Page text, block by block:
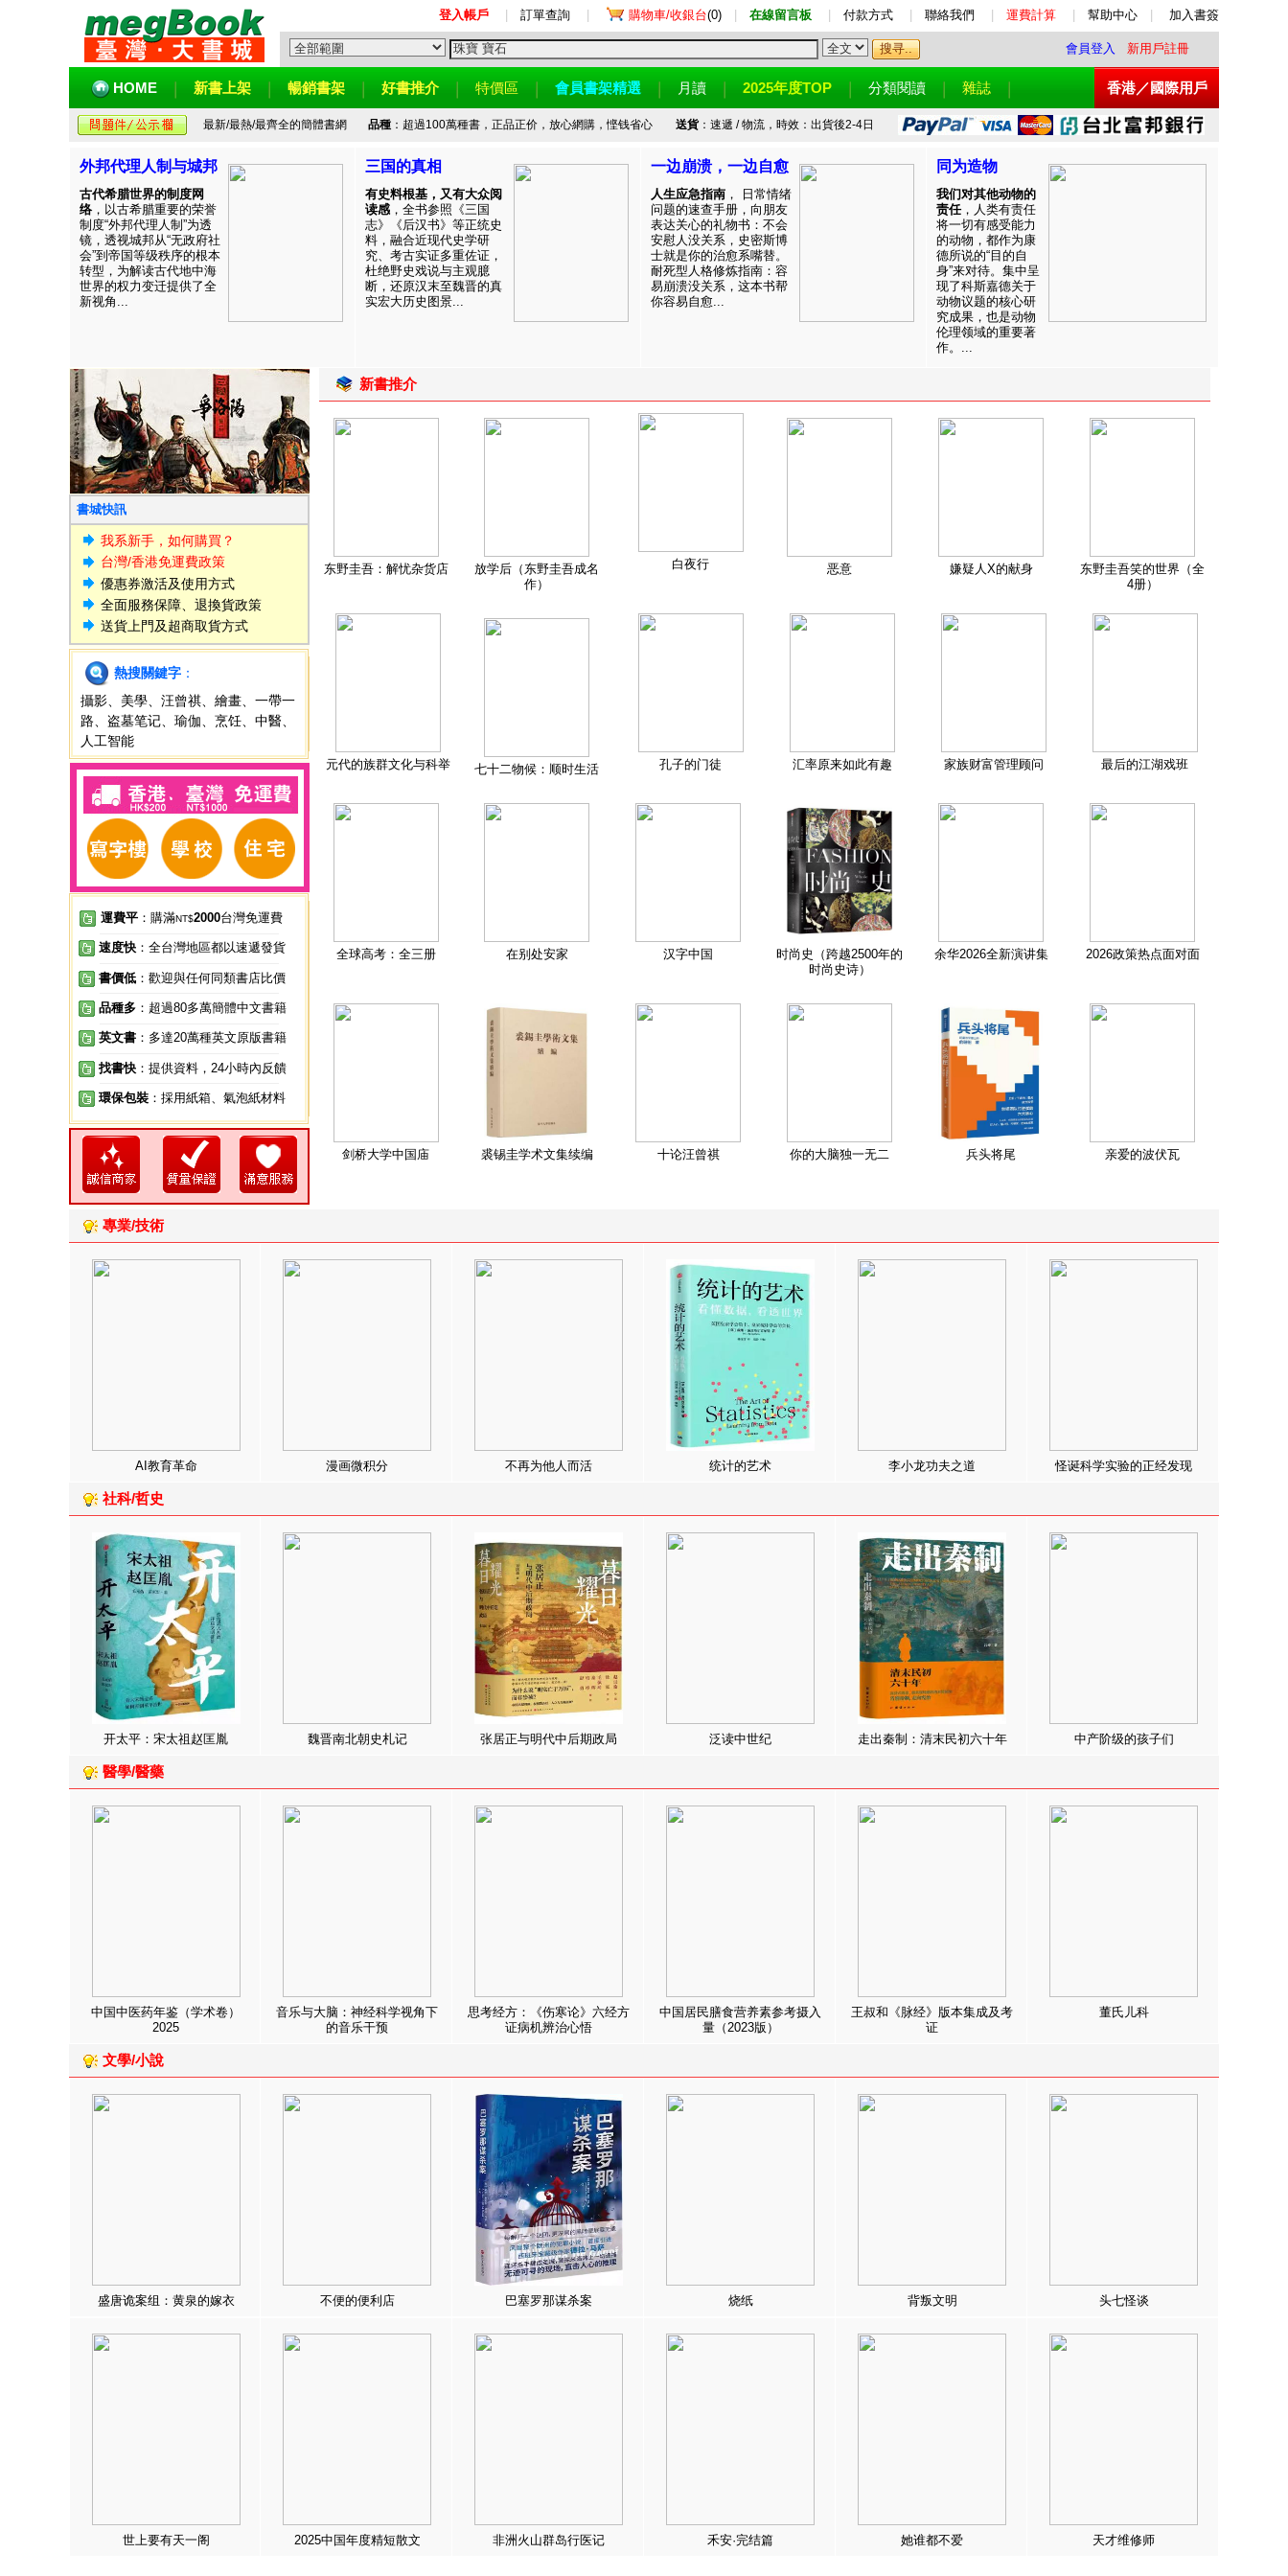
登入帳戶 訂單查詢 購物車/收銀台(0) 在線留言板 付款方式 聯絡我們 運費計算 幫助中心 加入書簽
會員登入 新用戶註冊
HOME 新書上架 暢銷書架 好書推介 特價區 會員書架精選 月讀 2025年度TOP 分類閱讀 雜誌 香港／國際用戶
最新/最熱/最齊全的簡體書網 品種：超過100萬種書，正品正价，放心網購，悭钱省心 送貨：速遞 / 物流，時效：出貨後2-4日
外邦代理人制与城邦
古代希腊世界的制度网
络 ，以古希腊重要的荣誉
制度“外邦代理人制”为透
镜，透视城邦从“无政府社
会”到帝国等级秩序的根本
转型，为解读古代地中海
世界的权力变迁提供了全
新视角...
三国的真相
有史料根基，又有大众阅
读感 ，全书参照《三国
志》《后汉书》等正统史
料，融合近现代史学研
究、考古实证多重佐证，
杜绝野史戏说与主观臆
断，还原汉末至魏晋的真
实宏大历史图景...
一边崩溃，一边自愈
人生应急指南 ， 日常情绪
问题的速查手册，向朋友
表达关心的礼物书：不会
安慰人没关系，史密斯博
士就是你的治愈系嘴替。
耐死型人格修炼指南：容
易崩溃没关系，这本书帮
你容易自愈...
同为造物
我们对其他动物的
责任，人类有责任
将一切有感受能力
的动物，都作为康
德所说的“目的自
身”来对待。集中呈
现了科斯嘉德关于
动物议题的核心研
究成果，也是动物
伦理领域的重要著
作。...
書城快訊
我系新手，如何購買？
台灣/香港免運費政策
優惠券激活及使用方式
全面服務保障、退換貨政策
送貨上門及超商取貨方式
熱搜關鍵字 ：
攝影
美學 汪曾祺 繪畫
一帶一
路
盗墓笔记 瑜伽 烹饪 中醫
人工智能
運費平 ：購滿NT$2000台灣免運費
速度快 ：全台灣地區都以速遞發貨
書價低 ：歡迎與任何同類書店比價
品種多 ：超過80多萬簡體中文書籍
英文書 ：多達20萬種英文原版書籍
找書快 ：提供資料，24小時內反饋
環保包裝 ：採用紙箱、氣泡紙材料
新書推介
东野圭吾：解忧杂货店
放学后（东野圭吾成名
作）
白夜行 恶意 嫌疑人X的献身
东野圭吾笑的世界（全
4册）
元代的族群文化与科举 七十二物候：顺时生活 孔子的门徒 汇率原来如此有趣 家族财富管理顾问 最后的江湖戏班
全球高考：全三册 在别处安家 汉字中国
时尚史（跨越2500年的
时尚史诗）
余华2026全新演讲集 2026政策热点面对面
剑桥大学中国庙 裘锡圭学术文集续编 十论汪曾祺 你的大脑独一无二 兵头将尾 亲爱的波伏瓦
專業/技術
AI教育革命 漫画微积分 不再为他人而活 统计的艺术 李小龙功夫之道 怪诞科学实验的正经发现
社科/哲史
开太平：宋太祖赵匡胤 魏晋南北朝史札记 张居正与明代中后期政局 泛读中世纪 走出秦制：清末民初六十年 中产阶级的孩子们
醫學/醫藥
中国中医药年鉴（学术卷）
2025
音乐与大脑：神经科学视角下
的音乐干预
思考经方：《伤寒论》六经方
证病机辨治心悟
中国居民膳食营养素参考摄入
量（2023版）
王叔和《脉经》版本集成及考
证
董氏儿科
文學/小說
盛唐诡案组：黄泉的嫁衣 不便的便利店 巴塞罗那谋杀案 烧纸 背叛文明 头七怪谈
世上要有天一阁 2025中国年度精短散文 非洲火山群岛行医记 禾安·完结篇 她谁都不爱 天才维修师